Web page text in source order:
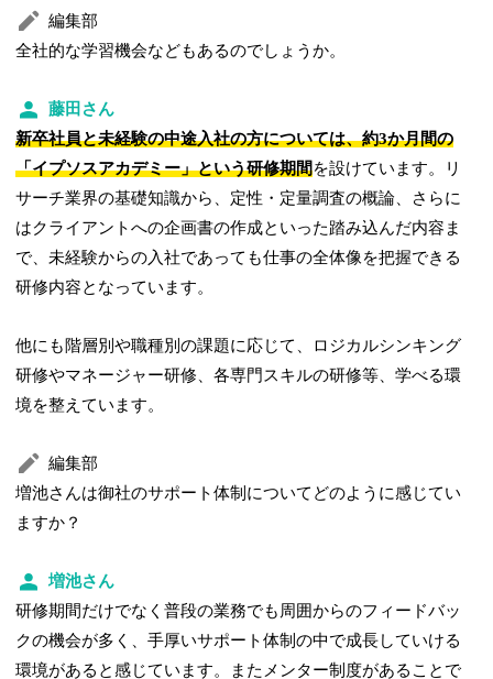
編集部
全社的な学習機会などもあるのでしょうか。
藤田さん
新卒社員と未経験の中途入社の方については、約3か月間の
「イプソスアカデミー」という研修期間を設けています。リ
サーチ業界の基礎知識から、定性・定量調査の概論、さらに
はクライアントへの企画書の作成といった踏み込んだ内容ま
で、未経験からの入社であっても仕事の全体像を把握できる
研修内容となっています。
他にも階層別や職種別の課題に応じて、ロジカルシンキング
研修やマネージャー研修、各専門スキルの研修等、学べる環
境を整えています。
編集部
増池さんは御社のサポート体制についてどのように感じてい
ますか？
増池さん
研修期間だけでなく普段の業務でも周囲からのフィードバッ
クの機会が多く、手厚いサポート体制の中で成長していける
環境があると感じています。またメンター制度があることで